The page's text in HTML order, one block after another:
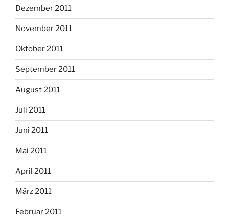
Dezember 2011
November 2011
Oktober 2011
September 2011
August 2011
Juli 2011
Juni 2011
Mai 2011
April 2011
März 2011
Februar 2011